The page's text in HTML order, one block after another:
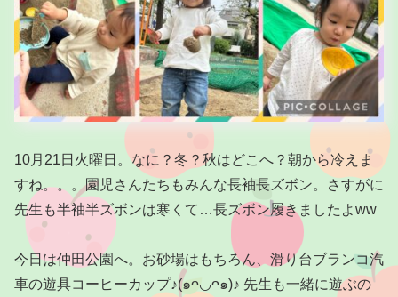
10月21日火曜日。なに？冬？秋はどこへ？朝から冷えま
すね。。。園児さんたちもみんな長袖長ズボン。さすがに
先生も半袖半ズボンは寒くて…長ズボン履きましたよww
今日は仲田公園へ。お砂場はもちろん、滑り台ブランコ汽
車の遊具コーヒーカップ♪(๑ᴖ◡ᴖ๑)♪ 先生も一緒に遊ぶの